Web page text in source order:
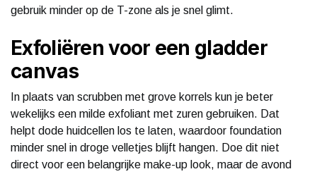
gebruik minder op de T-zone als je snel glimt.
Exfoliëren voor een gladder
canvas
In plaats van scrubben met grove korrels kun je beter
wekelijks een milde exfoliant met zuren gebruiken. Dat
helpt dode huidcellen los te laten, waardoor foundation
minder snel in droge velletjes blijft hangen. Doe dit niet
direct voor een belangrijke make-up look, maar de avond